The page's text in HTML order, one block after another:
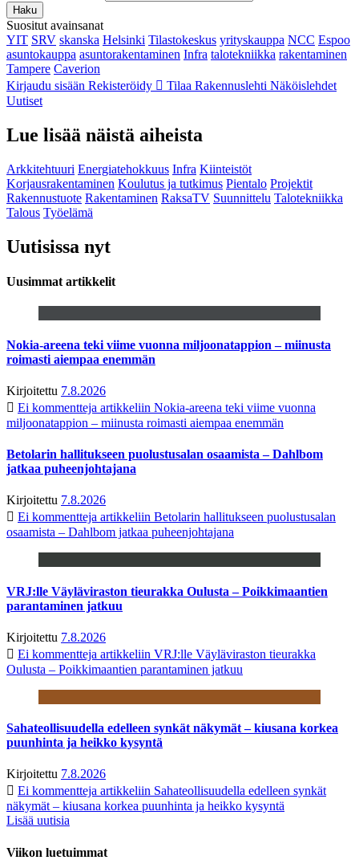
Haku
Suositut avainsanat
YIT SRV skanska Helsinki Tilastokeskus yrityskauppa NCC Espoo
asuntokauppa asuntorakentaminen Infra talotekniikka rakentaminen
Tampere Caverion
Kirjaudu sisään Rekisteröidy Tilaa Rakennuslehti Näköislehdet
Uutiset
Lue lisää näistä aiheista
Arkkitehtuuri Energiatehokkuus Infra Kiinteistöt
Korjausrakentaminen Koulutus ja tutkimus Pientalo Projektit
Rakennustuote Rakentaminen RaksaTV Suunnittelu Talotekniikka
Talous Työelämä
Uutisissa nyt
Uusimmat artikkelit
Nokia-areena teki viime vuonna miljoonatappion – miinusta
roimasti aiempaa enemmän
Kirjoitettu 7.8.2026
Ei kommentteja artikkeliin Nokia-areena teki viime vuonna
miljoonatappion – miinusta roimasti aiempaa enemmän
Betolarin hallitukseen puolustusalan osaamista – Dahlbom
jatkaa puheenjohtajana
Kirjoitettu 7.8.2026
Ei kommentteja artikkeliin Betolarin hallitukseen puolustusalan
osaamista – Dahlbom jatkaa puheenjohtajana
VRJ:lle Väyläviraston tieurakka Oulusta – Poikkimaantien
parantaminen jatkuu
Kirjoitettu 7.8.2026
Ei kommentteja artikkeliin VRJ:lle Väyläviraston tieurakka
Oulusta – Poikkimaantien parantaminen jatkuu
Sahateollisuudella edelleen synkät näkymät – kiusana korkea
puunhinta ja heikko kysyntä
Kirjoitettu 7.8.2026
Ei kommentteja artikkeliin Sahateollisuudella edelleen synkät
näkymät – kiusana korkea puunhinta ja heikko kysyntä
Lisää uutisia
Viikon luetuimmat